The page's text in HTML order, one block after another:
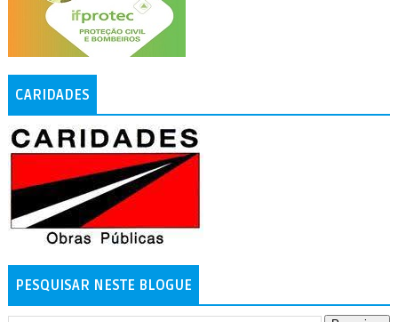
CARIDADES
PESQUISAR NESTE BLOGUE